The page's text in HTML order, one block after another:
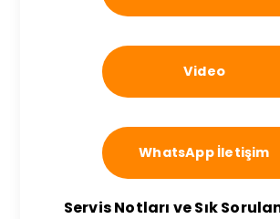
Video
WhatsApp İletişim
Servis Notları ve Sık